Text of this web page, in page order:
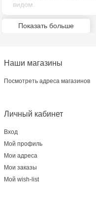
Multistore Poșta
Crafti Comrat - str
Crafti Ciocana - bd.
Crafti Sculeni - str.
Multistore
видом.
Показать больше
Наши магазины
Посмотреть адреса магазинов
Личный кабинет
Вход
Мой профиль
Мои адреса
Мои заказы
Мой wish-list